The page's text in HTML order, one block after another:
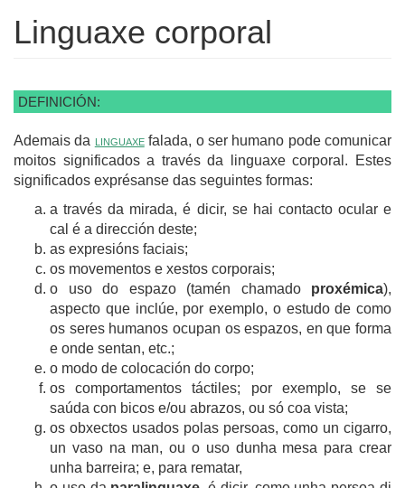
Linguaxe corporal
DEFINICIÓN:
Ademais da linguaxefalada, o ser humano pode comunicar
moitos significados a través da linguaxe corporal. Estes
significados exprésanse das seguintes formas:
a través da mirada, é dicir, se hai contacto ocular e
cal é a dirección deste;
as expresións faciais;
os movementos e xestos corporais;
o uso do espazo (tamén chamado proxémica),
aspecto que inclúe, por exemplo, o estudo de como
os seres humanos ocupan os espazos, en que forma
e onde sentan, etc.;
o modo de colocación do corpo;
os comportamentos táctiles; por exemplo, se se
saúda con bicos e/ou abrazos, ou só coa vista;
os obxectos usados polas persoas, como un cigarro,
un vaso na man, ou o uso dunha mesa para crear
unha barreira; e, para rematar,